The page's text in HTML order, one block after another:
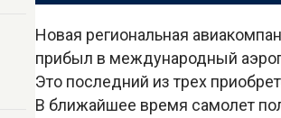
Новая региональная
прибыл в международный
Это последний из трех
В ближайшее время самолет